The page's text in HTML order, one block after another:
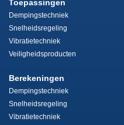
Toepassingen
Dempingstechniek
Snelheidsregeling
Vibratietechniek
Veiligheidsproducten
Berekeningen
Dempingstechniek
Snelheidsregeling
Vibratietechniek